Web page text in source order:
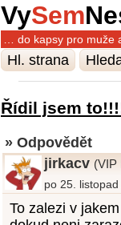
VySem
… do kapsy pro muže
Hl. strana
Řídil jsem
» Odpovědět
jirkacv (VIP
po 25.
To zalezi v